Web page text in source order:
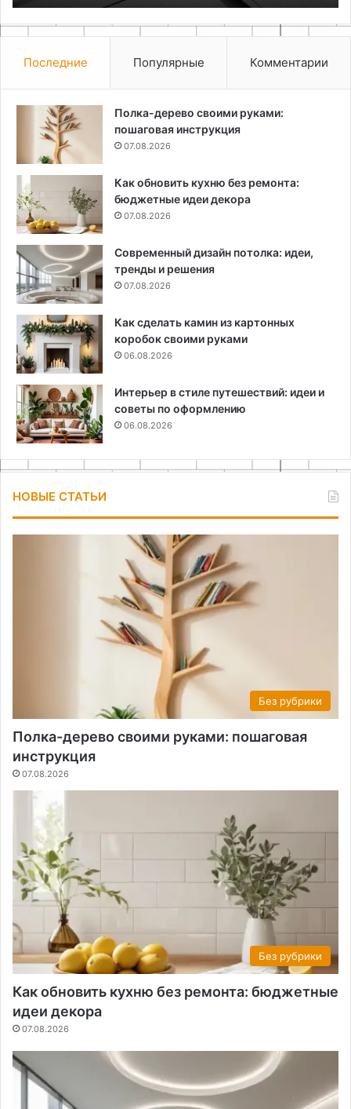
Последние Популярные Комментарии
Полка-дерево своими руками:
пошаговая инструкция
07.08.2026
Как обновить кухню без ремонта:
бюджетные идеи декора
07.08.2026
Современный дизайн потолка: идеи,
тренды и решения
07.08.2026
Как сделать камин из картонных
коробок своими руками
06.08.2026
Интерьер в стиле путешествий: идеи и
советы по оформлению
06.08.2026
НОВЫЕ СТАТЬИ
Без рубрики
Полка-дерево своими руками: пошаговая
инструкция
07.08.2026
Без рубрики
Как обновить кухню без ремонта: бюджетные
идеи декора
07.08.2026